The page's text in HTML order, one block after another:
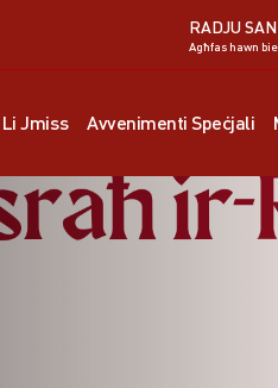
RADJU
Agħfas hawn
Jmiss Avvenimenti Speċjali